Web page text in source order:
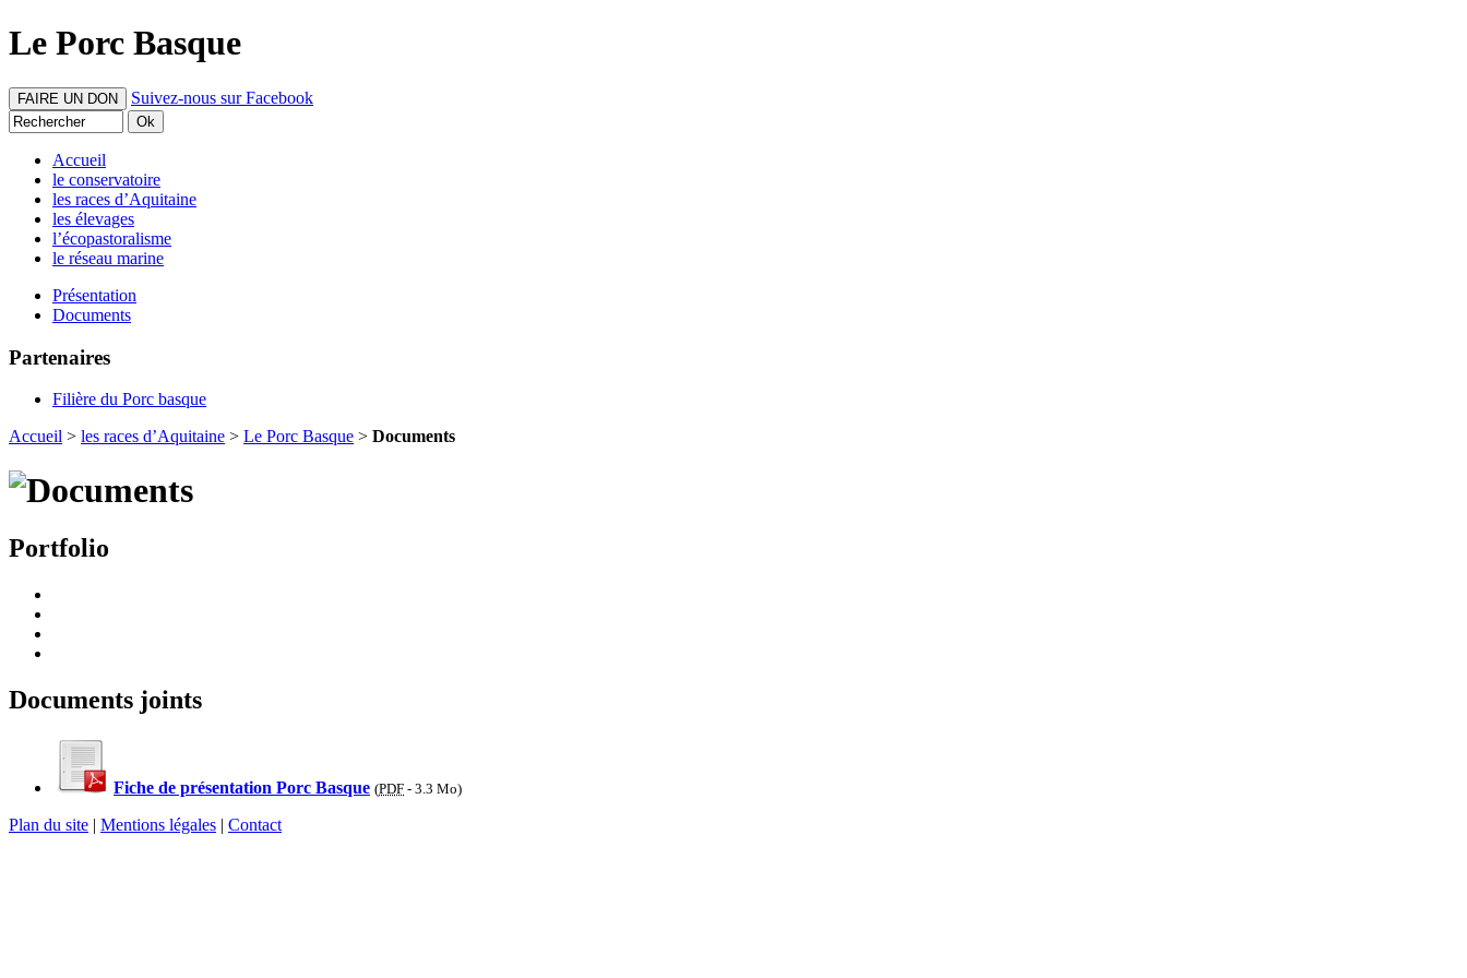
Le Porc Basque
FAIRE UN DON Suivez-nous sur Facebook
Accueil
le conservatoire
les races d’Aquitaine
les élevages
l’écopastoralisme
le réseau marine
Présentation
Documents
Partenaires
Filière du Porc basque
Accueil > les races d’Aquitaine > Le Porc Basque > Documents
Portfolio
Documents joints
Fiche de présentation Porc Basque (PDF - 3.3 Mo)
Plan du site | Mentions légales | Contact